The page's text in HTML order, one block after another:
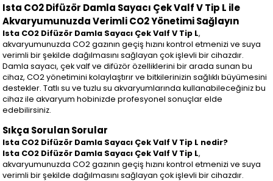
Ista CO2 Difüzör Damla Sayacı Çek Valf V Tip L ile
Akvaryumunuzda Verimli CO2 Yönetimi Sağlayın
Ista CO2 Difüzör Damla Sayacı Çek Valf V Tip L,
akvaryumunuzda CO2 gazının geçiş hızını kontrol etmenizi ve suya
verimli bir şekilde dağılmasını sağlayan çok işlevli bir cihazdır.
Damla sayacı, çek valf ve difüzör özelliklerini bir arada sunan bu
cihaz, CO2 yönetimini kolaylaştırır ve bitkilerinizin sağlıklı büyümesini
destekler. Tatlı su ve tuzlu su akvaryumlarında kullanabileceğiniz bu
cihaz ile akvaryum hobinizde profesyonel sonuçlar elde
edebilirsiniz.
Sıkça Sorulan Sorular
Ista CO2 Difüzör Damla Sayacı Çek Valf V Tip L nedir?
Ista CO2 Difüzör Damla Sayacı Çek Valf V Tip L,
akvaryumunuzda CO2 gazının geçiş hızını kontrol etmenizi ve suya
verimli bir şekilde dağılmasını sağlayan çok işlevli bir cihazdır.